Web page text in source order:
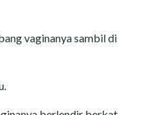
vaginanya sambil di